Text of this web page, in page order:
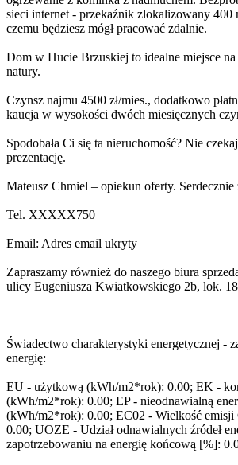
sieci internet - przekaźnik zlokalizowany 400
czemu będziesz mógł pracować zdalnie.
Dom w Hucie Brzuskiej to idealne miejsce
natury.
Czynsz najmu 4500 zł/mies., dodatkowo
kaucja w wysokości dwóch miesięcznych
Spodobała Ci się ta nieruchomość? Nie
prezentację.
Mateusz Chmiel – opiekun oferty. Serdecznie
Tel. XXXXX750
Email: Adres email ukryty
Zapraszamy również do naszego biura
ulicy Eugeniusza Kwiatkowskiego 2b, lok.
Świadectwo charakterystyki energetycznej -
energię:
EU - użytkową (kWh/m2*rok): 0.00; EK -
(kWh/m2*rok): 0.00; EP - nieodnawialną
(kWh/m2*rok): 0.00; EC02 - Wielkość
0.00; UOZE - Udział odnawialnych źródeł
zapotrzebowaniu na energię końcową [%]: